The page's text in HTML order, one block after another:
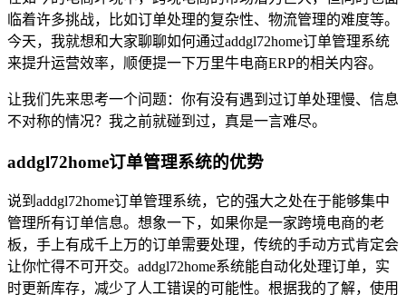
临着许多挑战，比如订单处理的复杂性、物流管理的难度等。
今天，我就想和大家聊聊如何通过addgl72home订单管理系统
来提升运营效率，顺便提一下万里牛电商ERP的相关内容。
让我们先来思考一个问题：你有没有遇到过订单处理慢、信息
不对称的情况？我之前就碰到过，真是一言难尽。
addgl72home订单管理系统的优势
说到addgl72home订单管理系统，它的强大之处在于能够集中
管理所有订单信息。想象一下，如果你是一家跨境电商的老
板，手上有成千上万的订单需要处理，传统的手动方式肯定会
让你忙得不可开交。addgl72home系统能自动化处理订单，实
时更新库存，减少了人工错误的可能性。根据我的了解，使用